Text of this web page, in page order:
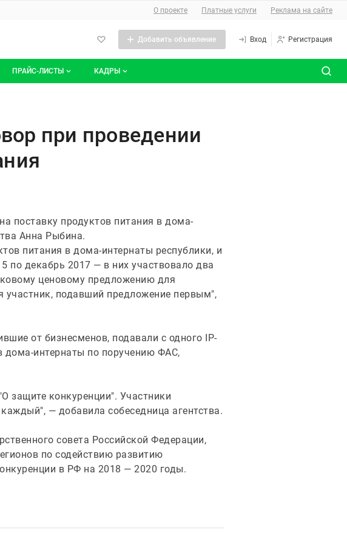
О сайте
О проекте Платные услуги Реклама на сайте
Добавить объявление Вход Регистрация
ПРАЙС-ЛИСТЫ КАДРЫ
торгов на поставку продуктов
при проведении
поставку продуктов питания в дома-
Анна Рыбина.
питания в дома-интернаты республики, и
по декабрь 2017 — в них участвовало два
ценовому предложению для
участник, подавший предложение первым",
от бизнесменов, подавали с одного IP-
дома-интернаты по поручению ФАС,
защите конкуренции". Участники
— добавила собеседница агентства.
совета Российской Федерации,
по содействию развитию
в РФ на 2018 — 2020 годы.